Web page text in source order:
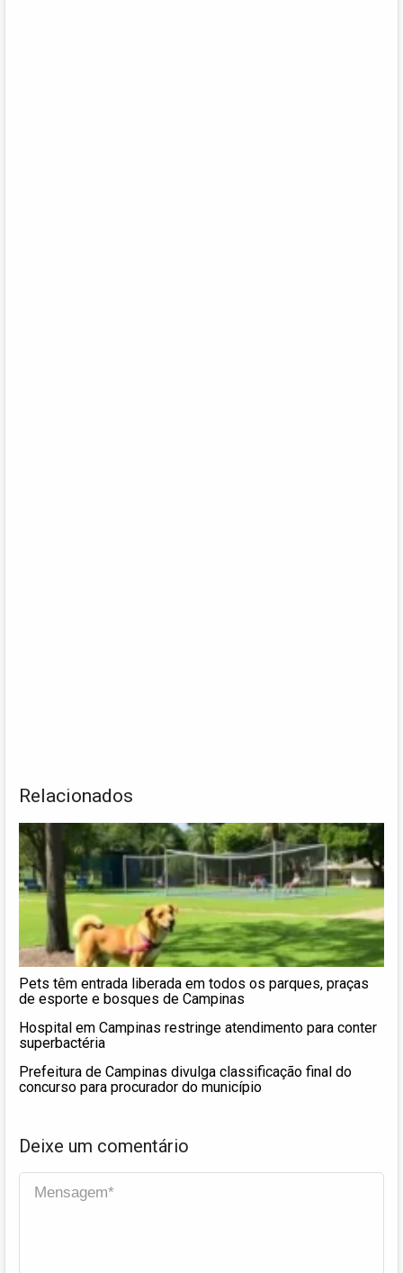
Relacionados
Pets têm entrada liberada em todos os parques, praças
de esporte e bosques de Campinas
Hospital em Campinas restringe atendimento para conter
superbactéria
Prefeitura de Campinas divulga classificação final do
concurso para procurador do município
Deixe um comentário